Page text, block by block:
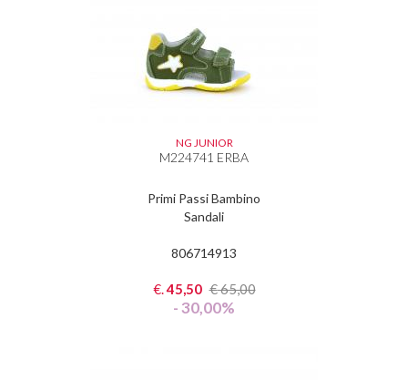
NG JUNIOR
M224741 ERBA
Primi Passi Bambino
Sandali
806714913
€.45,50 €65,00
- 30,00%